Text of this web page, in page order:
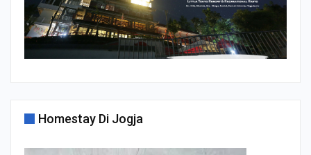
Homestay Di Jogja